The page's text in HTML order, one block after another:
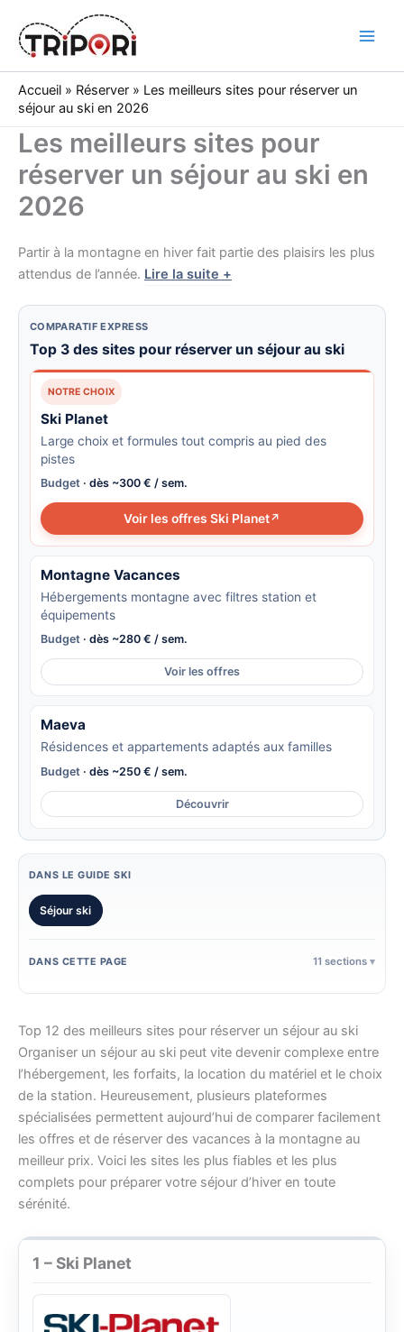
content
Accueil » Réserver » Les meilleurs sites pour réserver un
séjour au ski en 2026
Les meilleurs sites pour
réserver un séjour au ski en
2026
Partir à la montagne en hiver fait partie des plaisirs les plus
attendus de l’année. Lire la suite +
COMPARATIF EXPRESS
Top 3 des sites pour réserver un séjour au ski
NOTRE CHOIX
Ski Planet
Large choix et formules tout compris au pied des
pistes
Budget · dès ~300 € / sem.
Voir les offres Ski Planet
Montagne Vacances
Hébergements montagne avec filtres station et
équipements
Budget · dès ~280 € / sem.
Voir les offres
Maeva
Résidences et appartements adaptés aux familles
Budget · dès ~250 € / sem.
Découvrir
DANS LE GUIDE SKI
Séjour ski
DANS CETTE PAGE 11 sections
Top 12 des meilleurs sites pour réserver un séjour au ski
Organiser un séjour au ski peut vite devenir complexe entre
l’hébergement, les forfaits, la location du matériel et le choix
de la station. Heureusement, plusieurs plateformes
spécialisées permettent aujourd’hui de comparer facilement
les offres et de réserver des vacances à la montagne au
meilleur prix. Voici les sites les plus fiables et les plus
complets pour préparer votre séjour d’hiver en toute
sérénité.
1 – Ski Planet